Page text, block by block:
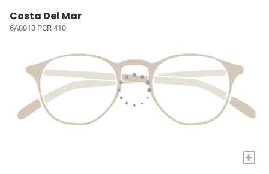
Costa Del Mar
6A8013 PCR 410
+